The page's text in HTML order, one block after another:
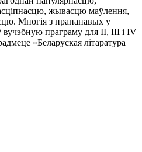
жывасцю маўлення,
Многія з прапанавых у
праграму для II, III і IV
«Беларуская літаратура